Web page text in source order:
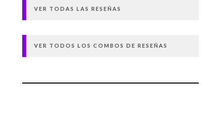
VER TODAS LAS RESEÑAS
VER TODOS LOS COMBOS DE RESEÑAS